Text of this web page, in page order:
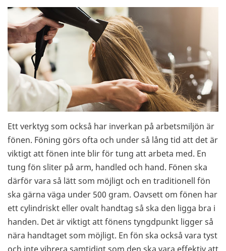
Ett verktyg som också har inverkan på arbetsmiljön är
fönen. Föning görs ofta och under så lång tid att det är
viktigt att fönen inte blir för tung att arbeta med. En
tung fön sliter på arm, handled och hand. Fönen ska
därför vara så lätt som möjligt och en traditionell fön
ska gärna väga under 500 gram. Oavsett om fönen har
ett cylindriskt eller ovalt handtag så ska den ligga bra i
handen. Det är viktigt att fönens tyngdpunkt ligger så
nära handtaget som möjligt. En fön ska också vara tyst